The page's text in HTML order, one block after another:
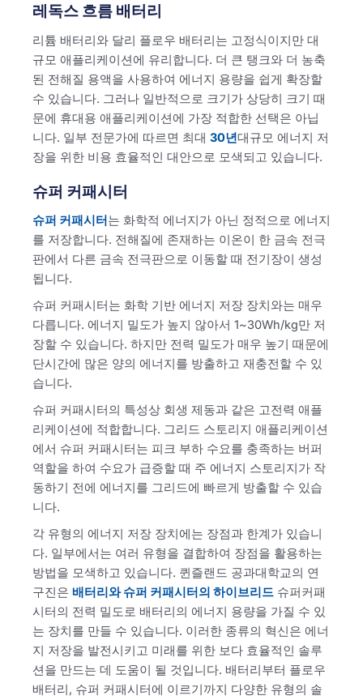
레독스 흐름 배터리
리튬 배터리와 달리 플로우 배터리는 고정식이지만 대
규모 애플리케이션에 유리합니다. 더 큰 탱크와 더 농축
된 전해질 용액을 사용하여 에너지 용량을 쉽게 확장할
수 있습니다. 그러나 일반적으로 크기가 상당히 크기 때
문에 휴대용 애플리케이션에 가장 적합한 선택은 아닙
니다. 일부 전문가에 따르면 최대 30년대규모 에너지 저
장을 위한 비용 효율적인 대안으로 모색되고 있습니다.
슈퍼 커패시터
슈퍼 커패시터는 화학적 에너지가 아닌 정적으로 에너지
를 저장합니다. 전해질에 존재하는 이온이 한 금속 전극
판에서 다른 금속 전극판으로 이동할 때 전기장이 생성
됩니다.
슈퍼 커패시터는 화학 기반 에너지 저장 장치와는 매우
다릅니다. 에너지 밀도가 높지 않아서 1~30Wh/kg만 저
장할 수 있습니다. 하지만 전력 밀도가 매우 높기 때문에
단시간에 많은 양의 에너지를 방출하고 재충전할 수 있
습니다.
슈퍼 커패시터의 특성상 회생 제동과 같은 고전력 애플
리케이션에 적합합니다. 그리드 스토리지 애플리케이션
에서 슈퍼 커패시터는 피크 부하 수요를 충족하는 버퍼
역할을 하여 수요가 급증할 때 주 에너지 스토리지가 작
동하기 전에 에너지를 그리드에 빠르게 방출할 수 있습
니다.
각 유형의 에너지 저장 장치에는 장점과 한계가 있습니
다. 일부에서는 여러 유형을 결합하여 장점을 활용하는
방법을 모색하고 있습니다. 퀸즐랜드 공과대학교의 연
구진은 배터리와 슈퍼 커패시터의 하이브리드 슈퍼커패
시터의 전력 밀도로 배터리의 에너지 용량을 가질 수 있
는 장치를 만들 수 있습니다. 이러한 종류의 혁신은 에너
지 저장을 발전시키고 미래를 위한 보다 효율적인 솔루
션을 만드는 데 도움이 될 것입니다. 배터리부터 플로우
배터리, 슈퍼 커패시터에 이르기까지 다양한 유형의 솔